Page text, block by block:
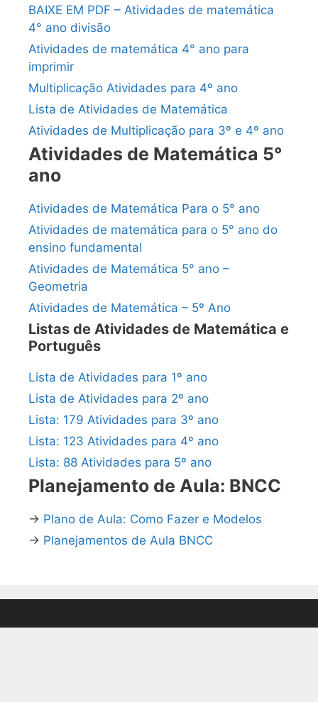
BAIXE EM PDF – Atividades de matemática
4° ano divisão
Atividades de matemática 4° ano para
imprimir
Multiplicação Atividades para 4º ano
Lista de Atividades de Matemática
Atividades de Multiplicação para 3º e 4º ano
Atividades de Matemática 5°
ano
Atividades de Matemática Para o 5° ano
Atividades de matemática para o 5° ano do
ensino fundamental
Atividades de Matemática 5° ano –
Geometria
Atividades de Matemática – 5º Ano
Listas de Atividades de Matemática e
Português
Lista de Atividades para 1º ano
Lista de Atividades para 2º ano
Lista: 179 Atividades para 3º ano
Lista: 123 Atividades para 4º ano
Lista: 88 Atividades para 5º ano
Planejamento de Aula: BNCC
→ Plano de Aula: Como Fazer e Modelos
→ Planejamentos de Aula BNCC